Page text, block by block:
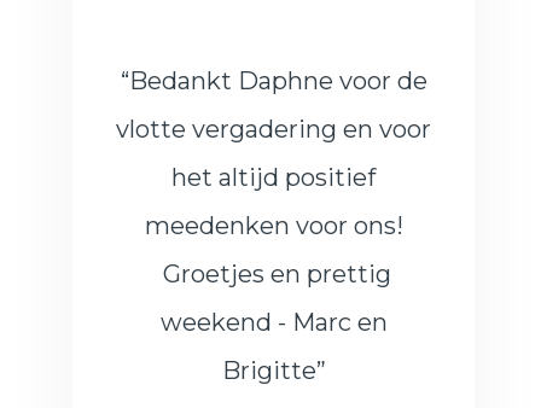
“Bedankt Daphne voor de
vlotte vergadering en voor
het altijd positief
meedenken voor ons!
Groetjes en prettig
weekend - Marc en
Brigitte”